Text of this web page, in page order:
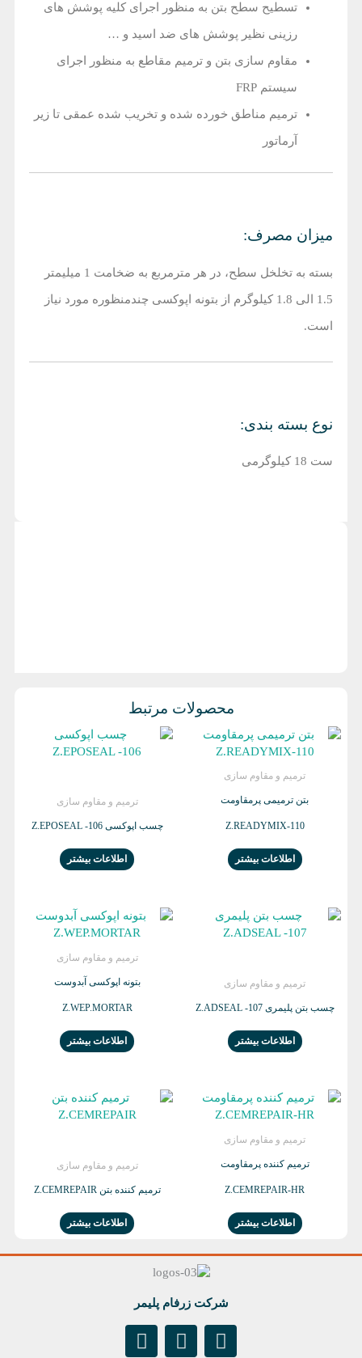
تسطیح سطح بتن به منظور اجرای کلیه پوشش های
رزینی نظیر پوشش های ضد اسید و …
مقاوم سازی بتن و ترمیم مقاطع به منظور اجرای
سیستم FRP
ترمیم مناطق خورده شده و تخریب شده عمقی تا زیر
آرماتور
میزان مصرف:
بسته به تخلخل سطح، در هر مترمربع به ضخامت 1 میلیمتر
1.5 الی 1.8 کیلوگرم از بتونه اپوکسی چندمنظوره مورد نیاز
است.
نوع بسته بندی:
ست 18 کیلوگرمی
محصولات مرتبط
ترمیم و مقاوم سازی
بتن ترمیمی پرمقاومت
Z.READYMIX-110
اطلاعات بیشتر
ترمیم و مقاوم سازی
چسب اپوکسی Z.EPOSEAL -106
اطلاعات بیشتر
ترمیم و مقاوم سازی
چسب بتن پلیمری Z.ADSEAL -107
اطلاعات بیشتر
ترمیم و مقاوم سازی
بتونه اپوکسی آبدوست
Z.WEP.MORTAR
اطلاعات بیشتر
ترمیم و مقاوم سازی
ترمیم کننده پرمقاومت
Z.CEMREPAIR-HR
اطلاعات بیشتر
ترمیم و مقاوم سازی
ترمیم کننده بتن Z.CEMREPAIR
اطلاعات بیشتر
شرکت زرفام پلیمر
L
T
I